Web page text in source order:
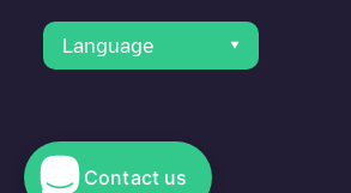
Language
© 2023 Electromaps
Contact us